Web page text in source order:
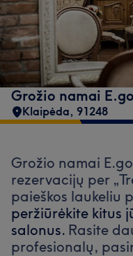
Grožio namai E.go
Klaipėda, 91248
Grožio namai
rezervacijų per
paieškos laukeliu
peržiūrėkite kitus
salonus. Rasite
profesionalų,